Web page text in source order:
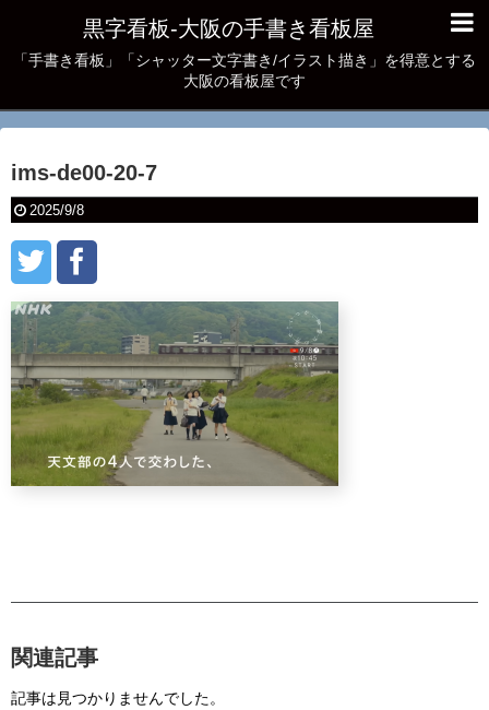
黒字看板‐大阪の手書き看板屋
「手書き看板」「シャッター文字書き/イラスト描き」を得意とする
大阪の看板屋です
ims-de00-20-7
2025/9/8
関連記事
記事は見つかりませんでした。